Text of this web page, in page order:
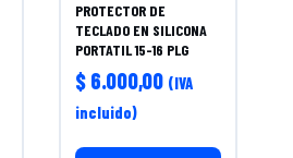
PROTECTOR DE
TECLADO EN SILICONA
PORTATIL 15-16 PLG
$ 6.000,00 (IVA
incluido)